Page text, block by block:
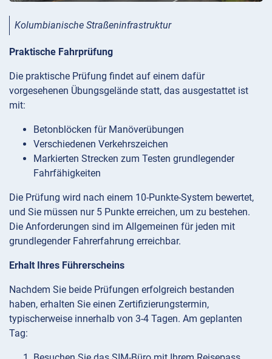
Kolumbianische Straßeninfrastruktur
Praktische Fahrprüfung
Die praktische Prüfung findet auf einem dafür
vorgesehenen Übungsgelände statt, das ausgestattet ist
mit:
Betonblöcken für Manöverübungen
Verschiedenen Verkehrszeichen
Markierten Strecken zum Testen grundlegender
Fahrfähigkeiten
Die Prüfung wird nach einem 10-Punkte-System bewertet,
und Sie müssen nur 5 Punkte erreichen, um zu bestehen.
Die Anforderungen sind im Allgemeinen für jeden mit
grundlegender Fahrerfahrung erreichbar.
Erhalt Ihres Führerscheins
Nachdem Sie beide Prüfungen erfolgreich bestanden
haben, erhalten Sie einen Zertifizierungstermin,
typischerweise innerhalb von 3-4 Tagen. Am geplanten
Tag: